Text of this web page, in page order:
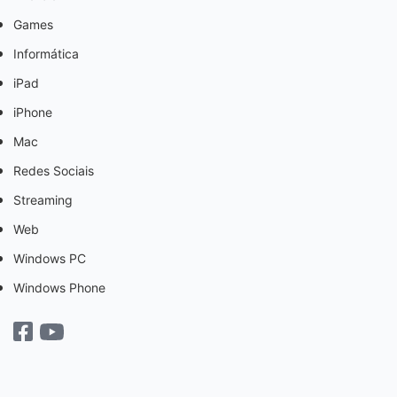
Games
Informática
iPad
iPhone
Mac
Redes Sociais
Streaming
Web
Windows PC
Windows Phone